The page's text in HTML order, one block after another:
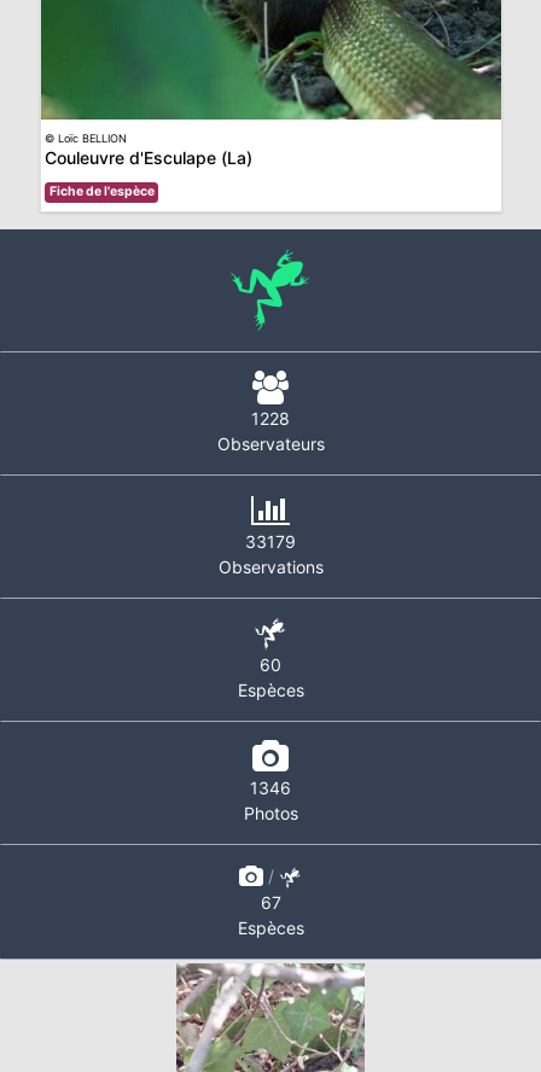
© Loïc BELLION
Couleuvre d'Esculape (La)
Fiche de l'espèce
1228
Observateurs
33179
Observations
60
Espèces
1346
Photos
/
67
Espèces